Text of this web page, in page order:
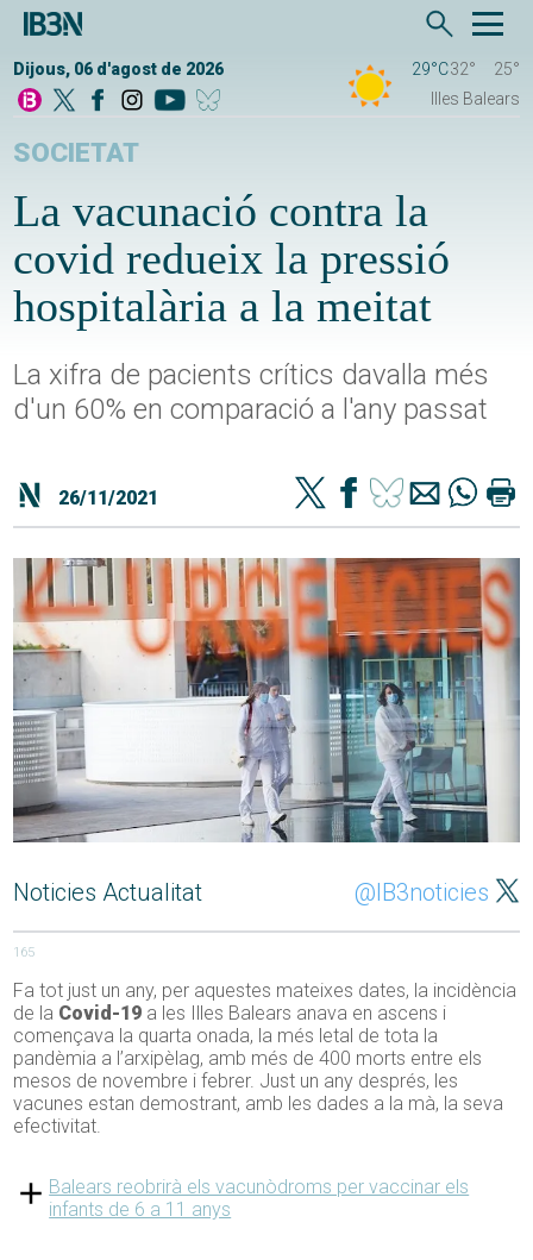
Dijous, 06 d'agost de 2026 29°C32°
25°
Illes Balears
SOCIETAT
La vacunació contra la
covid redueix la pressió
hospitalària a la meitat
La xifra de pacients crítics davalla més
d'un 60% en comparació a l'any passat
26/11/2021
Noticies Actualitat @IB3noticies
165
Fa tot just un any, per aquestes mateixes dates, la incidència
de la Covid-19 a les Illes Balears anava en ascens i
començava la quarta onada, la més letal de tota la
pandèmia a l’arxipèlag, amb més de 400 morts entre els
mesos de novembre i febrer. Just un any després, les
vacunes estan demostrant, amb les dades a la mà, la seva
efectivitat.
Balears reobrirà els vacunòdroms per vaccinar els
infants de 6 a 11 anys